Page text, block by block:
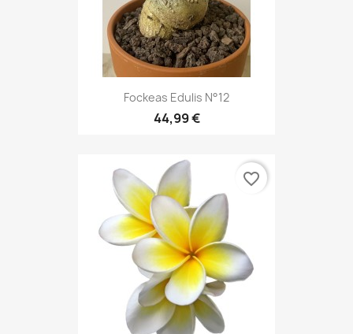
Fockeas Edulis N°12
44,99 €
favorite_border